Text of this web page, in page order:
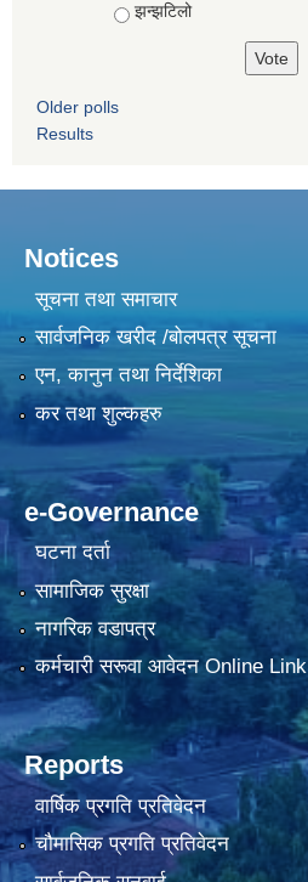
झन्झटिलो
Older polls
Results
Notices
सूचना तथा समाचार
सार्वजनिक खरीद /बोलपत्र सूचना
एन, कानुन तथा निर्देशिका
कर तथा शुल्कहरु
e-Governance
घटना दर्ता
सामाजिक सुरक्षा
नागरिक वडापत्र
कर्मचारी सरूवा आवेदन Online Link
Reports
वार्षिक प्रगति प्रतिवेदन
चौमासिक प्रगति प्रतिवेदन